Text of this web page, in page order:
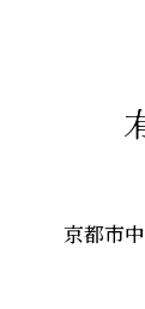
京都市